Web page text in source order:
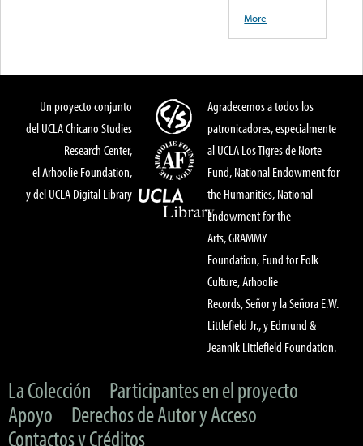
More
Un proyecto conjunto
del UCLA Chicano Studies
Research Center,
el Arhoolie Foundation,
y del UCLA Digital Library
Agradecemos a todos los
patronicadores, especialmente
al UCLA Los Tigres de Norte
Fund, National Endowment for
the Humanities, National
Endowment for the
Arts, GRAMMY
Foundation, Fund for Folk
Culture, Arhoolie
Records, Señor y la Señora E.W.
Littlefield Jr., y Edmund &
Jeannik Littlefield Foundation.
La Colección
Participantes en el proyecto
Apoyo
Derechos de Autor y Acceso
Contactos y Créditos